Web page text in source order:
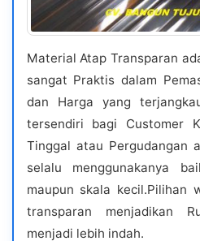
Material Atap Transparan
sangat Praktis dalam
dan Harga yang
tersendiri bagi Customer
Tinggal atau Pergudangan
selalu menggunakanya
maupun skala kecil.Pilihan
transparan menjadikan
menjadi lebih indah.